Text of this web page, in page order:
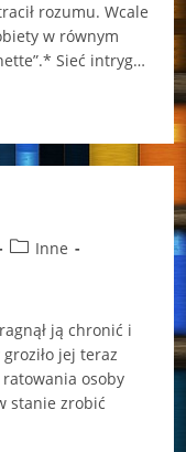
rozumu. Wcale
w równym
Sieć intryg…
PostInne
ją chronić i
jej teraz
osoby
stanie zrobić